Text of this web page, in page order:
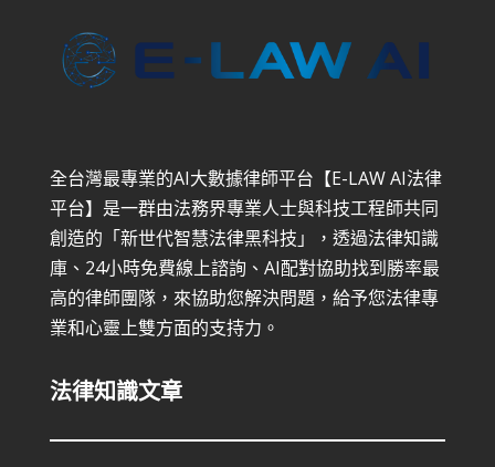
全台灣最專業的AI大數據律師平台【E-LAW AI法律
平台】是一群由法務界專業人士與科技工程師共同
創造的「新世代智慧法律黑科技」，透過法律知識
庫、24小時免費線上諮詢、AI配對協助找到勝率最
高的律師團隊，來協助您解決問題，給予您法律專
業和心靈上雙方面的支持力。
法律知識文章